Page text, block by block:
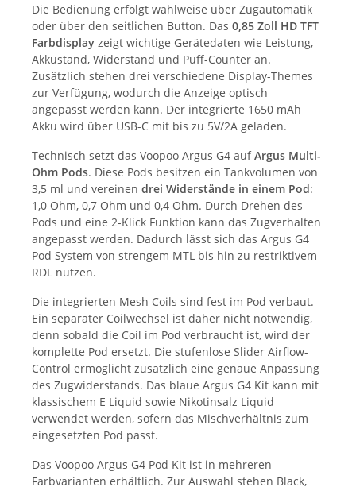
Die Bedienung erfolgt wahlweise über Zugautomatik
oder über den seitlichen Button. Das 0,85 Zoll HD TFT
Farbdisplay zeigt wichtige Gerätedaten wie Leistung,
Akkustand, Widerstand und Puff-Counter an.
Zusätzlich stehen drei verschiedene Display-Themes
zur Verfügung, wodurch die Anzeige optisch
angepasst werden kann. Der integrierte 1650 mAh
Akku wird über USB-C mit bis zu 5V/2A geladen.
Technisch setzt das Voopoo Argus G4 aufArgus Multi-
Ohm Pods. Diese Pods besitzen ein Tankvolumen von
3,5 ml und vereinen drei Widerstände in einem Pod:
1,0 Ohm, 0,7 Ohm und 0,4 Ohm. Durch Drehen des
Pods und eine 2-Klick Funktion kann das Zugverhalten
angepasst werden. Dadurch lässt sich das Argus G4
Pod System von strengem MTL bis hin zu restriktivem
RDL nutzen.
Die integrierten Mesh Coils sind fest im Pod verbaut.
Ein separater Coilwechsel ist daher nicht notwendig,
denn sobald die Coil im Pod verbraucht ist, wird der
komplette Pod ersetzt. Die stufenlose Slider Airflow-
Control ermöglicht zusätzlich eine genaue Anpassung
des Zugwiderstands. Das blaue Argus G4 Kit kann mit
klassischem E Liquid sowie Nikotinsalz Liquid
verwendet werden, sofern das Mischverhältnis zum
eingesetzten Pod passt.
Das Voopoo Argus G4 Pod Kit ist in mehreren
Farbvarianten erhältlich. Zur Auswahl stehen Black,